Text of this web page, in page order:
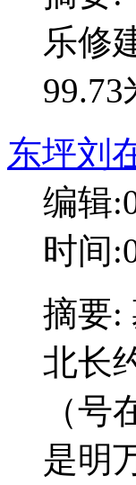
乐修
东坪刘
编辑
时间
摘要:
北长
（
是明